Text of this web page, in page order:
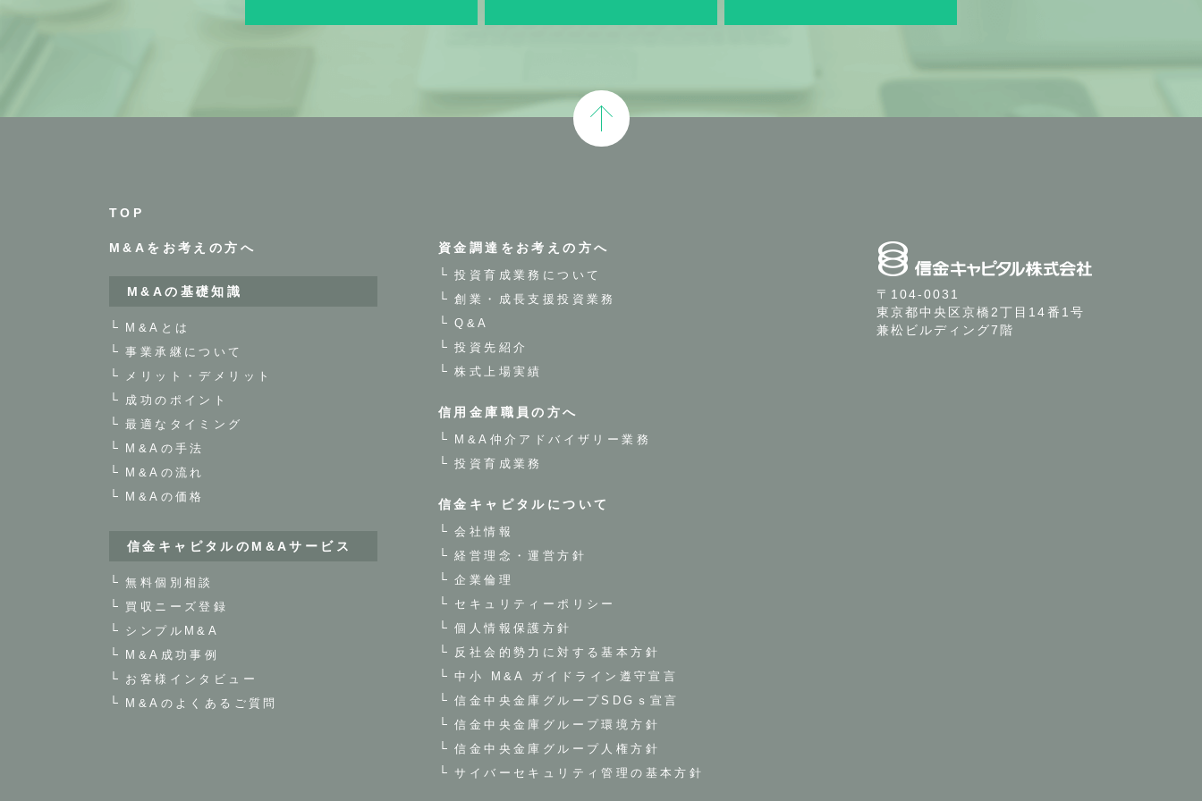
TOP
M&Aをお考えの方へ
M&Aの基礎知識
M&Aとは
事業承継について
メリット・デメリット
成功のポイント
最適なタイミング
M&Aの手法
M&Aの流れ
M&Aの価格
信金キャピタルのM&Aサービス
無料個別相談
買収ニーズ登録
シンプルM&A
M&A成功事例
お客様インタビュー
M&Aのよくあるご質問
資金調達をお考えの方へ
投資育成業務について
創業・成長支援投資業務
Q&A
投資先紹介
株式上場実績
信用金庫職員の方へ
M&A仲介アドバイザリー業務
投資育成業務
信金キャピタルについて
会社情報
経営理念・運営方針
企業倫理
セキュリティーポリシー
個人情報保護方針
反社会的勢力に対する基本方針
中小 M&A ガイドライン遵守宣言
信金中央金庫グループSDGｓ宣言
信金中央金庫グループ環境方針
信金中央金庫グループ人権方針
サイバーセキュリティ管理の基本方針
〒104-0031
東京都中央区京橋2丁目14番1号
兼松ビルディング7階